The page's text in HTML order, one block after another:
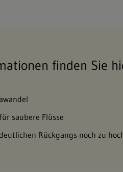
finden Sie
saubere Flüsse
Rückgangs noch zu